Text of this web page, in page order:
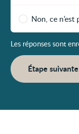
Non, ce
Les réponses sont
Étape suivante